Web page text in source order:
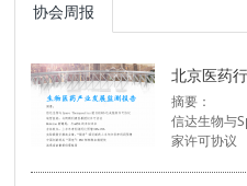
协会周报
北京医药
摘要：
信达生物与
家许可协议